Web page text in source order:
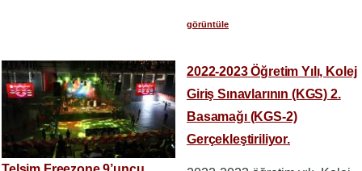
görüntüle
2022-2023 Öğretim Yılı, Kolej
Giriş Sınavlarının (KGS) 2.
Basamağı (KGS-2)
Gerçekleştiriliyor.